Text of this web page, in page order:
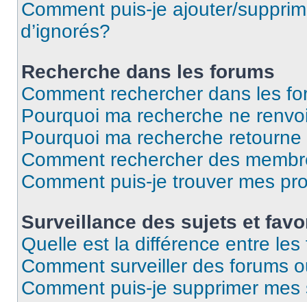
Comment puis-je ajouter/
d’ignorés?
Recherche dans les forums
Comment rechercher dans les
Pourquoi ma recherche ne
Pourquoi ma recherche
Comment rechercher des
Comment puis-je trouver mes
Surveillance des sujets et
Quelle est la différence entre
Comment surveiller des forums
Comment puis-je supprimer